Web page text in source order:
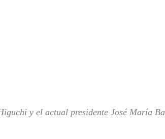
y el actual presidente José María